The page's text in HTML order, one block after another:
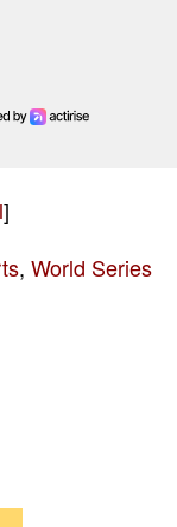
]
, World Series